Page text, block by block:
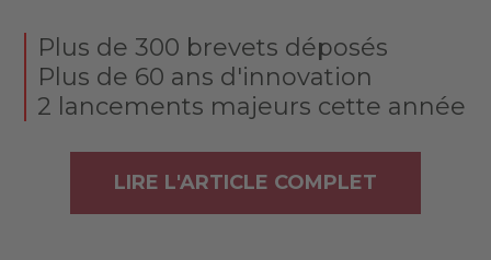
Plus de 300 brevets déposés
Plus de 60 ans d'innovation
2 lancements majeurs cette année
LIRE L'ARTICLE COMPLET